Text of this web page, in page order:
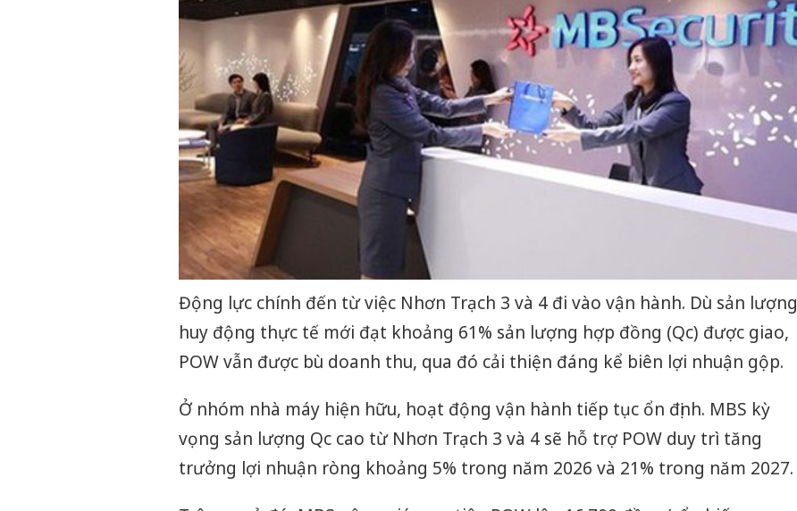
Động lực chính đến từ việc Nhơn Trạch 3 và 4 đi vào vận hành. Dù sản lượng
huy động thực tế mới đạt khoảng 61% sản lượng hợp đồng (Qc) được giao,
POW vẫn được bù doanh thu, qua đó cải thiện đáng kể biên lợi nhuận gộp.
Ở nhóm nhà máy hiện hữu, hoạt động vận hành tiếp tục ổn định. MBS kỳ
vọng sản lượng Qc cao từ Nhơn Trạch 3 và 4 sẽ hỗ trợ POW duy trì tăng
trưởng lợi nhuận ròng khoảng 5% trong năm 2026 và 21% trong năm 2027.